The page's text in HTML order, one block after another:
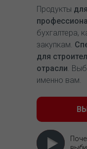
Продукты
бухгалтера,
закупкам.
для
отрасли.
именно вам.